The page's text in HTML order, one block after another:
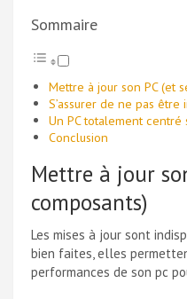
Sommaire
Mettre à jour son PC (et
S’assurer de ne pas
Un PC totalement centré
Conclusion
Mettre à jour
composants)
Les mises à jour sont
bien faites, elles
performances de son pc